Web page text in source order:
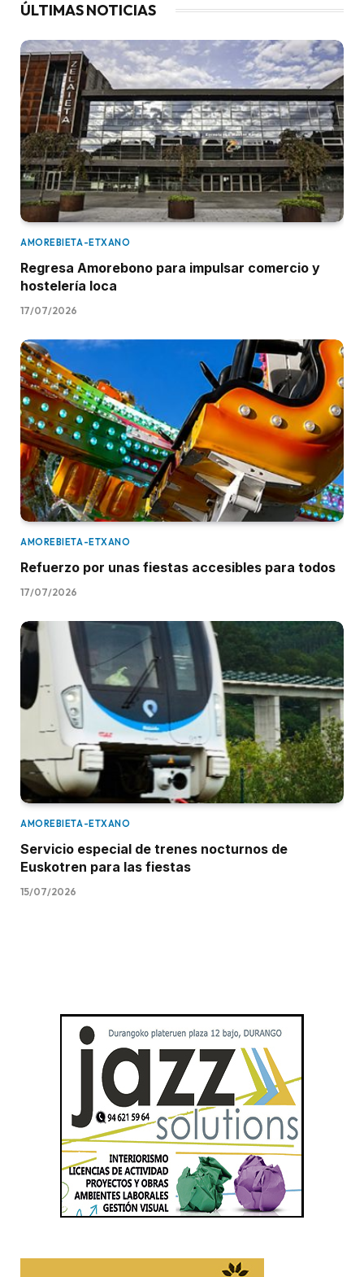
ÚLTIMAS NOTICIAS
AMOREBIETA-ETXANO
Regresa Amorebono para impulsar comercio y
hostelería loca
17/07/2026
AMOREBIETA-ETXANO
Refuerzo por unas fiestas accesibles para todos
17/07/2026
AMOREBIETA-ETXANO
Servicio especial de trenes nocturnos de
Euskotren para las fiestas
15/07/2026